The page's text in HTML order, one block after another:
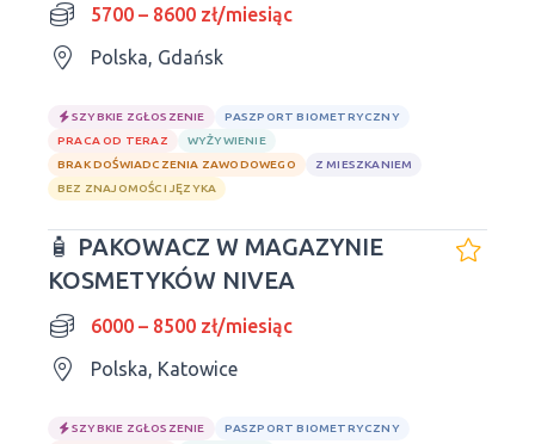
5700 – 8600 zł/miesiąc
Polska, Gdańsk
SZYBKIE ZGŁOSZENIE
PASZPORT BIOMETRYCZNY
PRACA OD TERAZ
WYŻYWIENIE
BRAK DOŚWIADCZENIA ZAWODOWEGO
Z MIESZKANIEM
BEZ ZNAJOMOŚCI JĘZYKA
🧴 PAKOWACZ W MAGAZYNIE
KOSMETYKÓW NIVEA
6000 – 8500 zł/miesiąc
Polska, Katowice
SZYBKIE ZGŁOSZENIE
PASZPORT BIOMETRYCZNY